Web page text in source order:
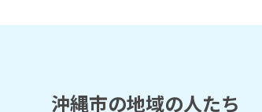
沖縄市の地域の人たち